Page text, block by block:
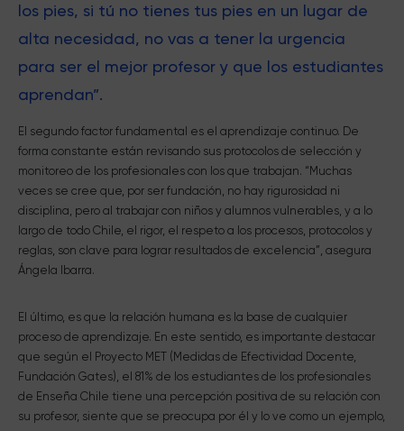
los pies, si tú no tienes tus pies en un lugar de
alta necesidad, no vas a tener la urgencia
para ser el mejor profesor y que los estudiantes
aprendan”.
El segundo factor fundamental es el aprendizaje continuo. De
forma constante están revisando sus protocolos de selección y
monitoreo de los profesionales con los que trabajan. “Muchas
veces se cree que, por ser fundación, no hay rigurosidad ni
disciplina, pero al trabajar con niños y alumnos vulnerables, y a lo
largo de todo Chile, el rigor, el respeto a los procesos, protocolos y
reglas, son clave para lograr resultados de excelencia”, asegura
Ángela Ibarra.
El último, es que la relación humana es la base de cualquier
proceso de aprendizaje. En este sentido, es importante destacar
que según el Proyecto MET (Medidas de Efectividad Docente,
Fundación Gates), el 81% de los estudiantes de los profesionales
de Enseña Chile tiene una percepción positiva de su relación con
su profesor, siente que se preocupa por él y lo ve como un ejemplo,